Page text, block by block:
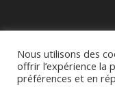
Accueil
Nous utilisons des
offrir l’expérience la
préférences et en